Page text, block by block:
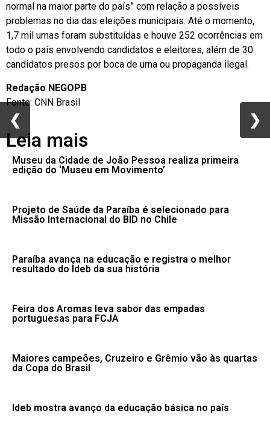
normal na maior parte do país” com relação a possíveis
problemas no dia das eleições municipais. Até o momento,
1,7 mil urnas foram substituídas e houve 252 ocorrências em
todo o país envolvendo candidatos e eleitores, além de 30
candidatos presos por boca de urna ou propaganda ilegal.
Redação NEGOPB
Fonte: CNN Brasil
Leia mais
Museu da Cidade de João Pessoa realiza primeira
edição do ‘Museu em Movimento’
Projeto de Saúde da Paraíba é selecionado para
Missão Internacional do BID no Chile
Paraíba avança na educação e registra o melhor
resultado do Ideb da sua história
Feira dos Aromas leva sabor das empadas
portuguesas para FCJA
Maiores campeões, Cruzeiro e Grêmio vão às quartas
da Copa do Brasil
Ideb mostra avanço da educação básica no país
❮ ❯
❮ ❯